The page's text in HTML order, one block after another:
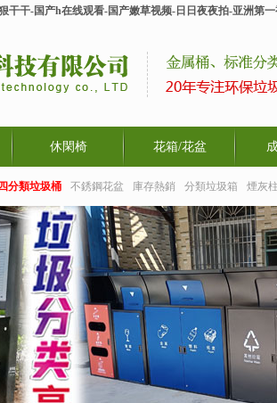
干-国产h在线观看-国产嫩草视频-日日夜夜拍-亚洲
休閑椅 花箱/花盆
四分類垃圾桶 不銹鋼花盆 庫存熱銷 分類垃圾箱 煙灰